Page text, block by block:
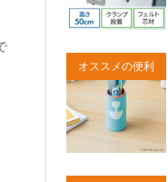
オススメの便利
商品